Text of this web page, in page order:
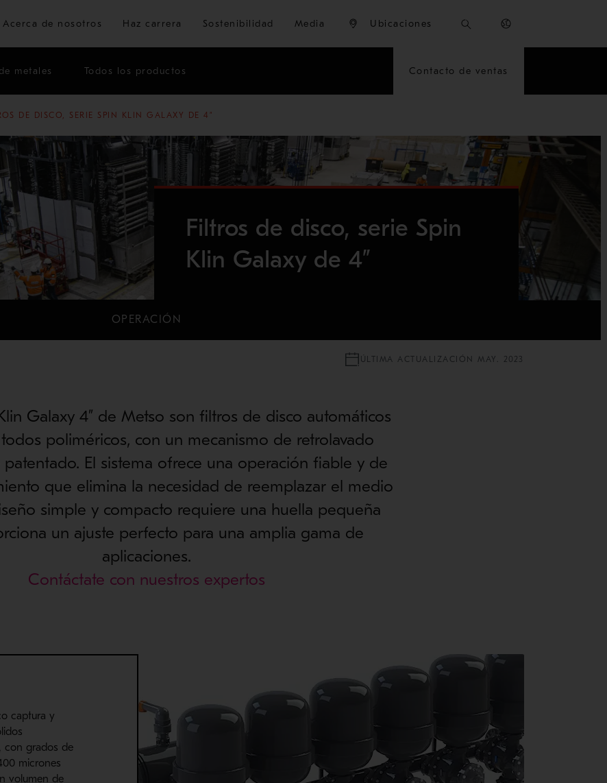
Ir al contenido principal
Acerca de nosotros Haz carrera Sostenibilidad Media Ubicaciones
metales Todos los productos Contacto de ventas
DE DISCO, SERIE SPIN KLIN GALAXY DE 4”
Filtros de disco, serie Spin
Klin Galaxy de 4”
OPERACIÓN
ÚLTIMA ACTUALIZACIÓN MAY. 2023
Galaxy 4” de Metso son filtros de disco automáticos
poliméricos, con un mecanismo de retrolavado
El sistema ofrece una operación fiable y de
que elimina la necesidad de reemplazar el medio
simple y compacto requiere una huella pequeña
un ajuste perfecto para una amplia gama de
aplicaciones.
Contáctate con nuestros expertos
captura y
con grados de
micrones
volumen de